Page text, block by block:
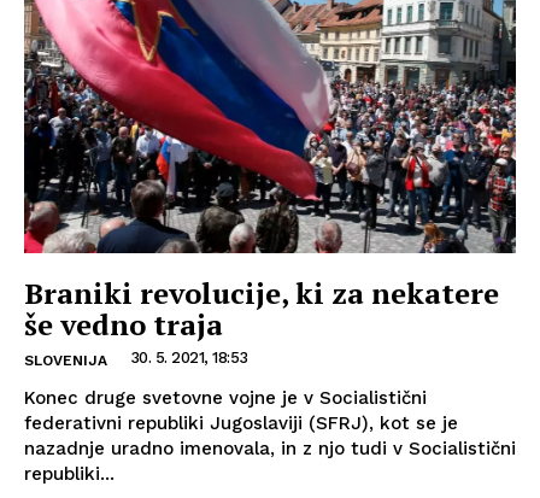
Braniki revolucije, ki za nekatere
še vedno traja
SLOVENIJA 30. 5. 2021, 18:53
Konec druge svetovne vojne je v Socialistični
federativni republiki Jugoslaviji (SFRJ), kot se je
nazadnje uradno imenovala, in z njo tudi v Socialistični
republiki...